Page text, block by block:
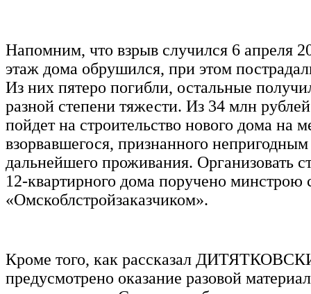
Напомним, что взрыв случился 6 апреля
этаж дома обрушился, при этом
Из них пятеро погибли, остальные
разной степени тяжести. Из 34 млн
пойдет на строительство нового дома на
взорвавшегося, признанного
дальнейшего проживания. Организовать
12-квартирного дома поручено минстрою
«Омскоблстройзаказчиком».
Кроме того, как рассказал
предусмотрено оказание разовой